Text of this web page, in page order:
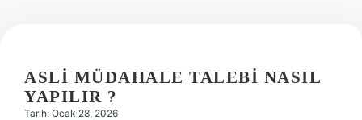
Hakkımızda
ASLI MÜDAHALE TALEBI NASIL
YAPILIR ?
Tarih: Ocak 28, 2026